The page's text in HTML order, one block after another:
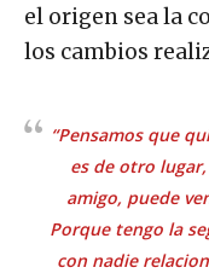
el origen sea la
los cambios
“Pensamos que
es de otro
amigo, puede
Porque tengo la
con nadie